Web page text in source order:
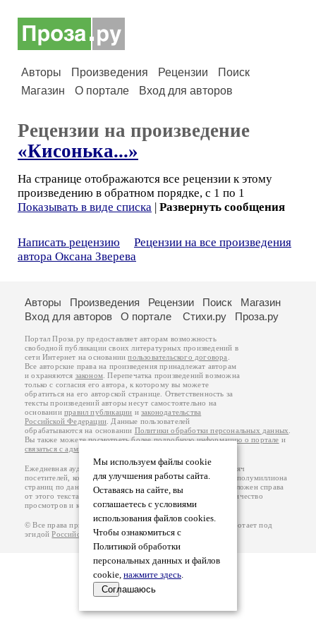
Авторы Произведения Рецензии
Поиск
Магазин
О портале Вход для авторов
Рецензии на произведение
«Кисонька...»
На странице отображаются все рецензии к этому
произведению в обратном порядке, с 1 по 1
Показывать в виде списка | Развернуть сообщения
Написать рецензию
Рецензии на все произведения
автора Оксана Зверева
Мы используем файлы cookie
для улучшения работы сайта.
Оставаясь на сайте, вы
соглашаетесь с условиями
использования файлов cookies.
Чтобы ознакомиться с
Политикой обработки
персональных данных и файлов
cookie, нажмите здесь.
Соглашаюсь
Авторы Произведения Рецензии Поиск
Магазин
Вход для авторов
О портале Стихи.ру Проза.ру
Портал Проза.ру предоставляет авторам возможность
свободной публикации своих литературных произведений в
сети Интернет на основаниипользовательского договора
Все авторские права на произведения принадлежат авторам
и охраняются законом . Перепечатка произведений возможна
только с согласия его автора, к которому вы можете
обратиться на его авторской странице. Ответственность за
тексты произведений авторы несут самостоятельно на
основанииправил публикации изаконодательства
Российской Федерации . Данные пользователей
обрабатываются на основании Политики обработки персональных данных
Вы также можете посмотреть более подробнуюинформацию о портале и
связаться с администрацией
Ежедневная аудитория портала Проза.ру – порядка 100 тысяч
посетителей, которые в общей сумме просматривают более полумиллиона
страниц по данным счетчика посещаемости, который расположен справа
от этого текста. В каждой графе указано по две цифры: количество
просмотров и количество посетителей.
© Все права принадлежат авторам, 2000-2026. Портал работает под
эгидойРоссийского союза писателей.18+